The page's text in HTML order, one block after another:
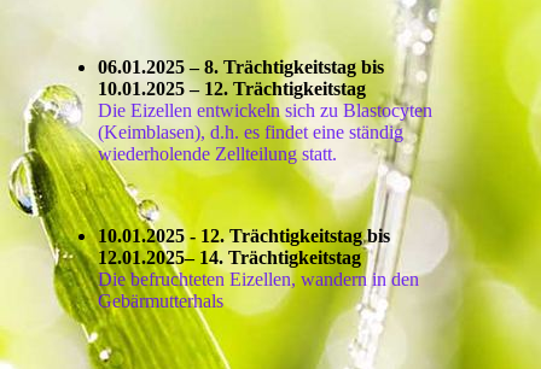
06.01.2025 – 8. Trächtigkeitstag bis
10.01.2025 – 12. Trächtigkeitstag
Die Eizellen entwickeln sich zu Blastocyten
(Keimblasen), d.h. es findet eine ständig
wiederholende Zellteilung statt.
10.01.2025 - 12. Trächtigkeitstag bis
12.01.2025– 14. Trächtigkeitstag
Die befruchteten Eizellen, wandern in den
Gebärmutterhals